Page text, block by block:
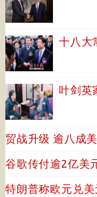
十八大
叶剑英
贸战升级 逾八成
谷歌传付逾2亿美
特朗普称欧元兑